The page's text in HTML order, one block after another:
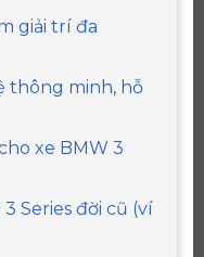
giải trí đa
thông minh, hỗ
xe BMW 3
Series đời cũ (ví